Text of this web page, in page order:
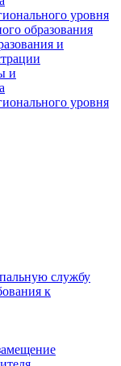
уровня
образования
и
и
уровня
службу
к